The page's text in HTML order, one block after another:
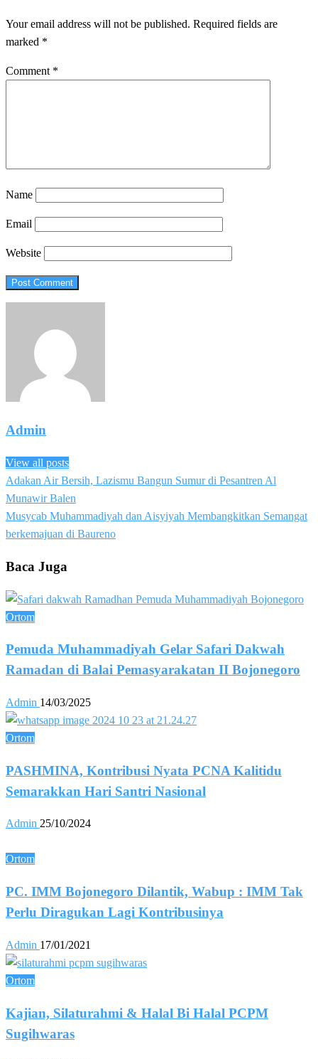
Your email address will not be published. Required fields are
marked *
Comment *
Name
Email
Website
Admin
View all posts
Post
navigation
Previous
Post
Adakan Air Bersih, Lazismu Bangun Sumur di Pesantren Al
Munawir Balen
Next
Post
Musycab Muhammadiyah dan Aisyiyah Membangkitkan Semangat
berkemajuan di Baureno
Baca Juga
Ortom
Pemuda Muhammadiyah Gelar Safari Dakwah
Ramadan di Balai Pemasyarakatan II Bojonegoro
Admin 14/03/2025
Ortom
PASHMINA, Kontribusi Nyata PCNA Kalitidu
Semarakkan Hari Santri Nasional
Admin 25/10/2024
Ortom
PC. IMM Bojonegoro Dilantik, Wabup : IMM Tak
Perlu Diragukan Lagi Kontribusinya
Admin 17/01/2021
Ortom
Kajian, Silaturahmi & Halal Bi Halal PCPM
Sugihwaras